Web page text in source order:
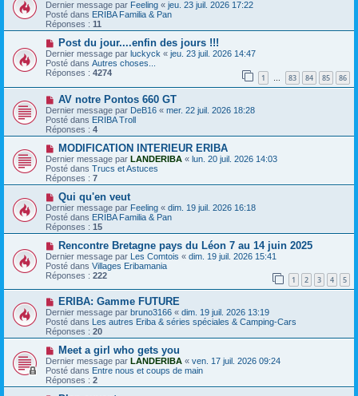
g
e
m
e
s
s
a
g
e
u
v
e
a
u
m
e
s
s
a
g
e
Dernier message par Feeling « jeu. 23 juil. 2026 17:22
Posté dans ERIBA Familia & Pan
Réponses : 11
N
o
u
v
e
a
u
m
e
s
s
a
g
e
Post du jour....enfin des jours !!!
Dernier message par luckyck « jeu. 23 juil. 2026 14:47
Posté dans Autres choses...
Réponses : 4274 1 … 83 84 85 86
N
o
u
v
e
a
u
m
e
s
s
a
g
e
AV notre Pontos 660 GT
Dernier message par DeB16 « mer. 22 juil. 2026 18:28
Posté dans ERIBA Troll
Réponses : 4
N
o
u
v
e
a
m
e
s
s
a
g
e
MODIFICATION INTERIEUR ERIBA
Dernier message par LANDERIBA « lun. 20 juil. 2026 14:03
Posté dans Trucs et Astuces
Réponses : 7
N
o
u
v
e
a
u
m
e
s
s
a
g
e
Qui qu'en veut
Dernier message par Feeling « dim. 19 juil. 2026 16:18
Posté dans ERIBA Familia & Pan
Réponses : 15
N
o
u
v
e
a
m
e
s
s
a
g
e
Rencontre Bretagne pays du Léon 7 au 14 juin 2025
Dernier message par Les Comtois « dim. 19 juil. 2026 15:41
Posté dans Villages Eribamania
Réponses : 222 1 2 3 4 5
N
o
u
v
e
a
u
m
e
s
ERIBA: Gamme FUTURE
Dernier message par bruno3166 « dim. 19 juil. 2026 13:19
Posté dans Les autres Eriba & séries spéciales & Camping-Cars
Réponses : 20
N
o
u
v
e
Meet a girl who gets you
Dernier message par LANDERIBA « ven. 17 juil. 2026 09:24
Posté dans Entre nous et coups de main
Réponses : 2